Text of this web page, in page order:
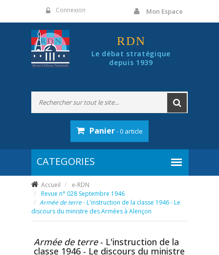
Connexion Mon Espace
RDN
Le débat stratégique
depuis 1939
Panier- 0 article
Accueil
e-RDN
Revue n° 028 Septembre 1946
Armée de terre- L'instruction de la classe 1946 - Le
discours du ministre des Armées à Alençon
Armée de terre - L'instruction de la
classe 1946 - Le discours du ministre